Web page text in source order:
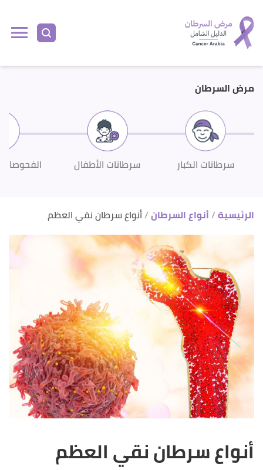
مرض السرطان
سرطانات الكبار سرطانات الأطفال
الرئيسية أنواع السرطان أنواع سرطان نقي العظم
أنواع سرطان نقي العظم